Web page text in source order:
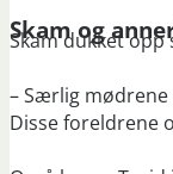
Skam og
Skam dukket
– Særlig mødrene
Disse foreldrene